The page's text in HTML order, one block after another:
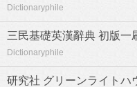
Dictionaryphile
三民基礎英漢辭典 初版一
Dictionaryphile
研究社 グリーンライトハ